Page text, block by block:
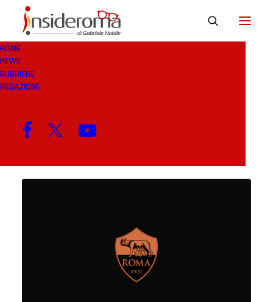
HOME
NEWS
RUBRICHE
REDAZIONE
MESE: MARZO 2023
MENU